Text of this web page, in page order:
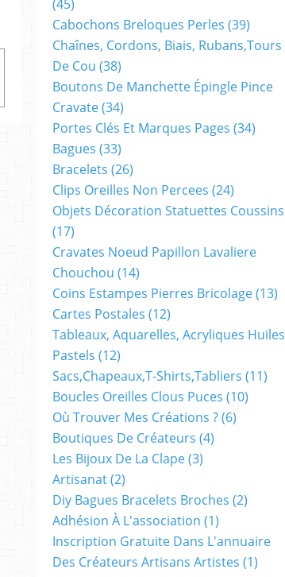
(45)
Cabochons Breloques Perles (39)
Chaînes, Cordons, Biais, Rubans,tours
De Cou (38)
Boutons De Manchette Épingle Pince
Cravate(34)
Portes Clés Et Marques Pages (34)
Bagues (33)
Bracelets (26)
Clips Oreilles Non Percees (24)
Objets Décoration Statuettes Coussins
(17)
Cravates Noeud Papillon Lavaliere
Chouchou (14)
Coins Estampes Pierres Bricolage(13)
Cartes Postales (12)
Tableaux, Aquarelles, Acryliques Huiles
Pastels (12)
Sacs,chapeaux,t-Shirts,tabliers (11)
Boucles Oreilles Clous Puces (10)
Où Trouver Mes Créations ?(6)
Boutiques De Créateurs (4)
Les Bijoux De La Clape(3)
Artisanat(2)
Diy Bagues Bracelets Broches (2)
Adhésion À L'association (1)
Inscription Gratuite Dans L'annuaire
Des Créateurs Artisans Artistes (1)